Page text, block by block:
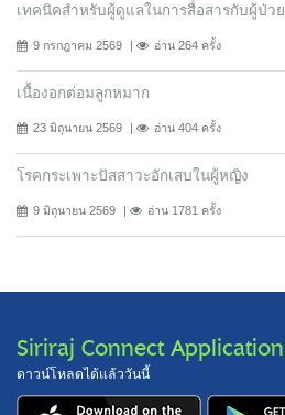
เทคนิคสำหรับผู้ดูแลในการสื่อสารกับผู้ป่ว
9 กรกฎาคม 2569 อ่าน 264 ครั้ง
เนื้องอกต่อมลูกหมาก
23 มิถุนายน 2569 อ่าน 404 ครั้ง
โรคกระเพาะปัสสาวะอักเสบในผู้หญิง
9 มิถุนายน 2569 อ่าน 1781 ครั้ง
Siriraj Connect Application
ดาวน์โหลดได้แล้ววันนี้